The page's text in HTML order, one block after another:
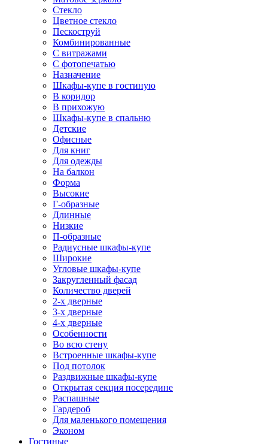
Стекло
Цветное стекло
Пескоструй
Комбинированные
С витражами
С фотопечатью
Назначение
Шкафы-купе в гостиную
В коридор
В прихожую
Шкафы-купе в спальню
Детские
Офисные
Для книг
Для одежды
На балкон
Форма
Высокие
Г-образные
Длинные
Низкие
П-образные
Радиусные шкафы-купе
Широкие
Угловые шкафы-купе
Закругленный фасад
Количество дверей
2-х дверные
3-х дверные
4-х дверные
Особенности
Во всю стену
Встроенные шкафы-купе
Под потолок
Раздвижные шкафы-купе
Открытая секция посередине
Распашные
Гардероб
Для маленького помещения
Эконом
Гостиные